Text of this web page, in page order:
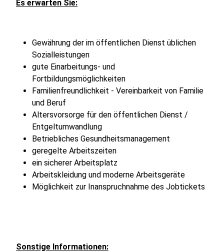
Es erwarten Sie:
Gewährung der im öffentlichen Dienst üblichen
Sozialleistungen
gute Einarbeitungs- und
Fortbildungsmöglichkeiten
Familienfreundlichkeit - Vereinbarkeit von Familie
und Beruf
Altersvorsorge für den öffentlichen Dienst /
Entgeltumwandlung
Betriebliches Gesundheitsmanagement
geregelte Arbeitszeiten
ein sicherer Arbeitsplatz
Arbeitskleidung und moderne Arbeitsgeräte
Möglichkeit zur Inanspruchnahme des Jobtickets
Sonstige Informationen: